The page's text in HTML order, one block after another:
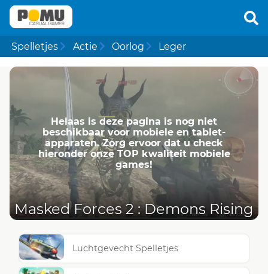
Spelletjes Actie Oorlog Leger
Helaas is deze pagina is nog niet
beschikbaar voor mobiele en tablet-
apparaten. Zorg ervoor dat u check
hieronder onze TOP kwaliteit mobiele
games!
Masked Forces 2 : Demons Rising
Luchtgevecht Spelletjes